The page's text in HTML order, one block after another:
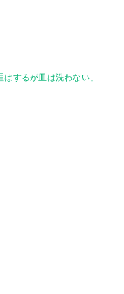
するが皿は洗わない」